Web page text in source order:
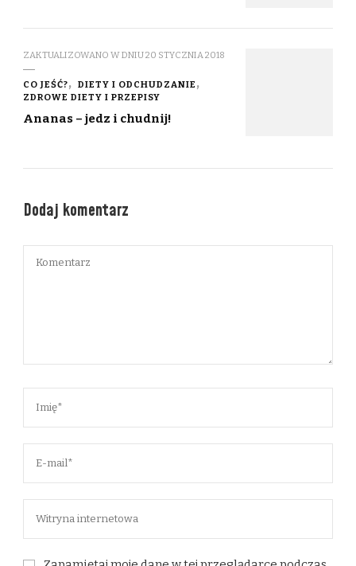
ZAKTUALIZOWANO W DNIU20 STYCZNIA 2018
CO JEŚĆ?
DIETY I ODCHUDZANIE
ZDROWE DIETY I PRZEPISY
Ananas – jedz i chudnij!
Dodaj komentarz